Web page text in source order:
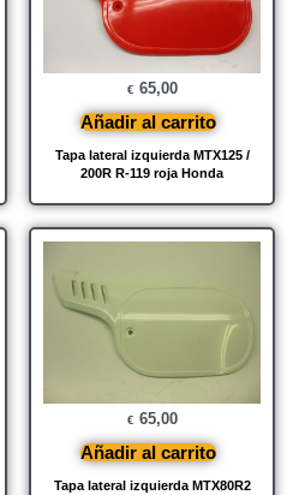
Tapa lateral izquierda MTX125 /
200R R-119 roja Honda
€ 65,00
Añadir al carrito
Tapa lateral izquierda MTX80R2
€ 65,00
Añadir al carrito